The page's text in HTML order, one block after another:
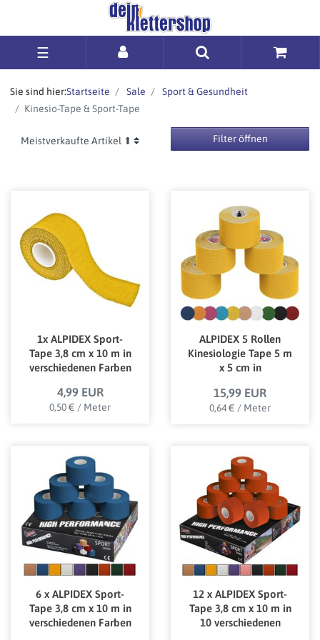
☰
Sie sind hier:Startseite Sale
Sport & Gesundheit
Kinesio-Tape & Sport-Tape
Filter öffnen
1x ALPIDEX Sport-
Tape 3,8 cm x 10 m in
verschiedenen Farben
4,99 EUR
0,50 € / Meter
ALPIDEX 5 Rollen
Kinesiologie Tape 5 m
x 5 cm in
15,99 EUR
0,64 € / Meter
6 x ALPIDEX Sport-
Tape 3,8 cm x 10 m in
verschiedenen Farben
12 x ALPIDEX Sport-
Tape 3,8 cm x 10 m in
10 verschiedenen